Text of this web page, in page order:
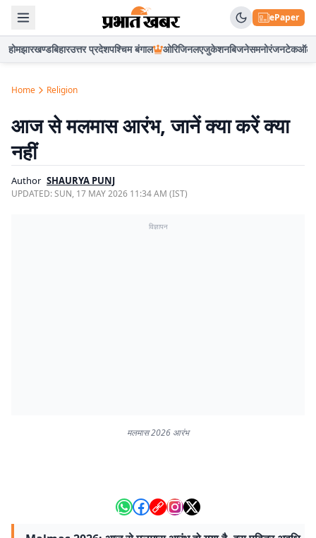
ePaper
होमझारखण्डबिहारउत्तर प्रदेशपश्चिम बंगाल ओरिजिनलएजुकेशनबिजनेसमनोरंजनटेकऑटो
Home Religion
आज से मलमास आरंभ, जानें क्या करें क्या
नहीं
Author SHAURYA PUNJ
UPDATED:SUN, 17 MAY 2026 11:34 AM (IST)
विज्ञापन
मलमास 2026 आरंभ